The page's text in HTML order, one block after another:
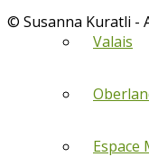
Valais
Espace
© Susanna Kuratli -